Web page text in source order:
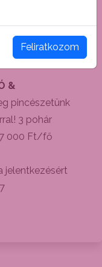
&
pincészetünk
3 pohár
7 000 Ft/fő
jelentkezésért
Feliratkozom